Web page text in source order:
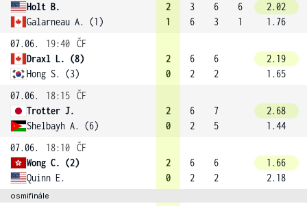
Holt B.
Galarneau A. (1)
2
1
3
6
6
3
6
1
2.02
1.76
07.06.
19:40 ČF
Draxl L. (8)
Hong S. (3)
2
0
6
2
6
2
2.19
1.65
07.06.
18:15 ČF
Trotter J.
Shelbayh A. (6)
2
0
6
2
7
5
2.68
1.44
07.06.
18:10 ČF
Wong C. (2)
Quinn E.
2
0
6
2
6
2
1.66
2.18
osmifinále